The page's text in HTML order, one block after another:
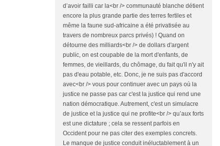
d’avoir failli car la<br /> communauté blanche détient
encore la plus grande partie des terres fertiles et
même la faune sud-africaine a été privatisée au
travers de nombreux parcs privés) ! Quand on
détourne des milliards<br /> de dollars d'argent
public, on est coupable de la mort d'enfants, de
femmes, de vieillards, du chômage, du fait qu'il n'y ait
pas d'eau potable, etc. Donc, je ne suis pas d'accord
avec<br /> vous pour continuer avec un pays où la
justice ne passe pas car c'est la justice qui rend une
nation démocratique. Autrement, c'est un simulacre
de justice et la justice qui ne profite<br /> qu’aux forts
est une dictature ; cela se ressent parfois en
Occident pour ne pas citer des exemples concrets.
Le manque de justice conduit inéluctablement à un